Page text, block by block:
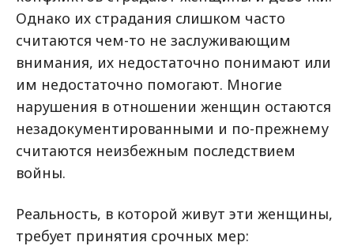
Однако их страдания слишком часто
считаются чем-то не заслуживающим
внимания, их недостаточно понимают или
им недостаточно помогают. Многие
нарушения в отношении женщин остаются
незадокументированными и по-прежнему
считаются неизбежным последствием
войны.
Реальность, в которой живут эти женщины,
требует принятия срочных мер: